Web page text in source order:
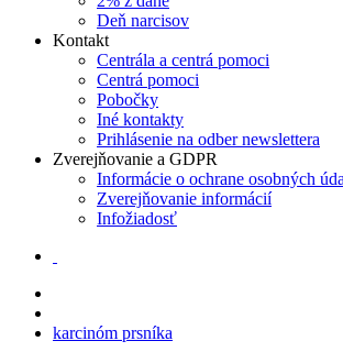
Deň narcisov
Kontakt
Centrála a centrá pomoci
Centrá pomoci
Pobočky
Iné kontakty
Prihlásenie na odber newslettera
Zverejňovanie a GDPR
Informácie o ochrane osobných
Zverejňovanie informácií
Infožiadosť
karcinóm prsníka